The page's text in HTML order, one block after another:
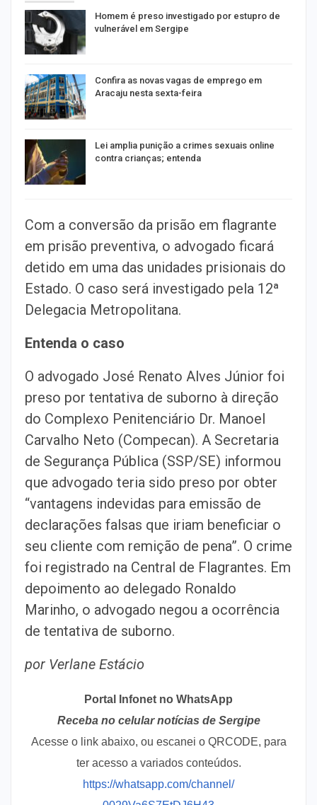
Homem é preso investigado por estupro de
vulnerável em Sergipe
Confira as novas vagas de emprego em
Aracaju nesta sexta-feira
Lei amplia punição a crimes sexuais online
contra crianças; entenda
Com a conversão da prisão em flagrante
em prisão preventiva, o advogado ficará
detido em uma das unidades prisionais do
Estado. O caso será investigado pela 12ª
Delegacia Metropolitana.
Entenda o caso
O advogado José Renato Alves Júnior foi
preso por tentativa de suborno à direção
do Complexo Penitenciário Dr. Manoel
Carvalho Neto (Compecan). A Secretaria
de Segurança Pública (SSP/SE) informou
que advogado teria sido preso por obter
“vantagens indevidas para emissão de
declarações falsas que iriam beneficiar o
seu cliente com remição de pena”. O crime
foi registrado na Central de Flagrantes. Em
depoimento ao delegado Ronaldo
Marinho, o advogado negou a ocorrência
de tentativa de suborno.
por Verlane Estácio
Portal Infonet no WhatsApp
Receba no celular notícias de Sergipe
Acesse o link abaixo, ou escanei o QRCODE, para
ter acesso a variados conteúdos.
https://whatsapp.com/channel/